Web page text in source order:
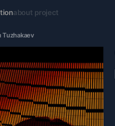
about project
Tuzhakaev